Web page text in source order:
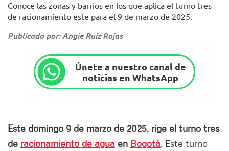
Conoce las zonas y barrios en los que aplica el turno tres
de racionamiento este para el 9 de marzo de 2025.
Publicado por: Angie Ruíz Rojas
Únete a nuestro canal de
noticias en WhatsApp
Este domingo 9 de marzo de 2025, rige el turno tres
de racionamiento de agua en Bogotá. Este turno